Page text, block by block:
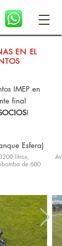
EN EL
IMEP en
final
!
Esfera)
litros,
de 600